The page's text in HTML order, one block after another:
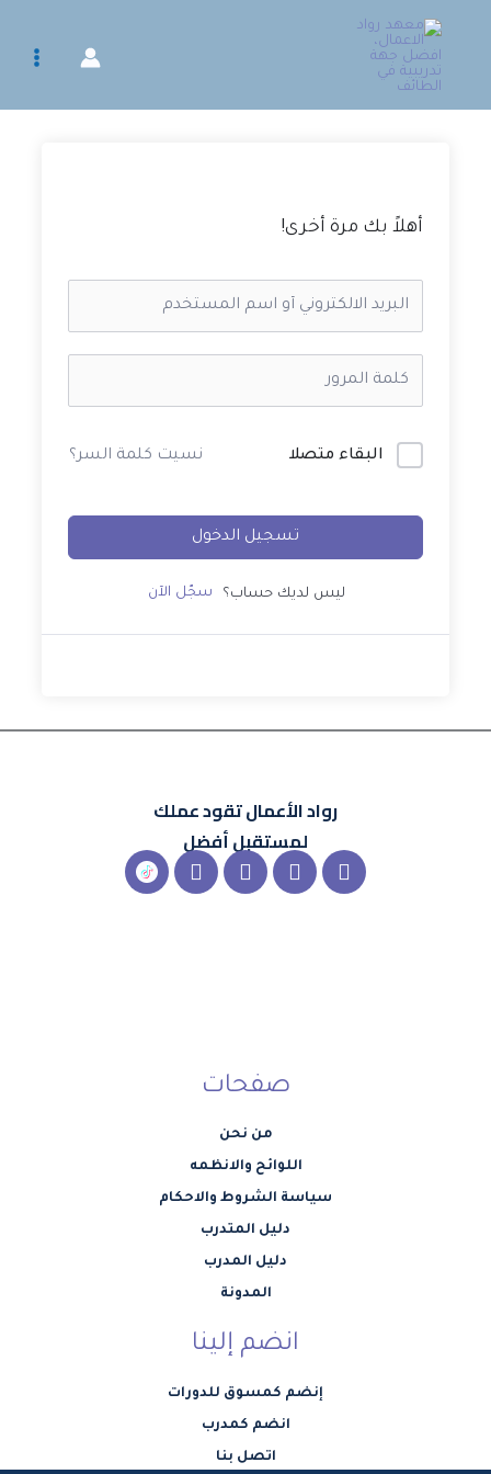
المحتوى
أهلاً بك مرة أخرى!
البقاء متصلا نسيت كلمة السر؟
تسجيل الدخول
ليس لديك حساب؟ سجّل الآن
رواد الأعمالتقود عملك
لمستقبل أفضل
Instagram
X-
Linkedin
Snapchat
شعار
صفحات
من نحن
اللوائح والانظمه
سياسة الشروط والاحكام
دليل المتدرب
دليل المدرب
المدونة
انضم إلينا
إنضم كمسوق للدورات
انضم كمدرب
اتصل بنا